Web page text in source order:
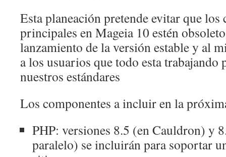
Esta planeación pretende evitar que los
principales en Mageia 10 estén
lanzamiento de la versión estable y al
a los usuarios que todo esta trabajando
nuestros estándares
Los componentes a incluir en la
PHP: versiones 8.5 (en Cauldron) y
paralelo) se incluirán para soportar